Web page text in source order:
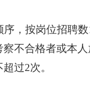
，按岗位招聘
不合格者或本
过2次。